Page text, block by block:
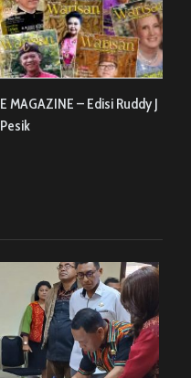
E MAGAZINE – Edisi Ruddy J
Pesik